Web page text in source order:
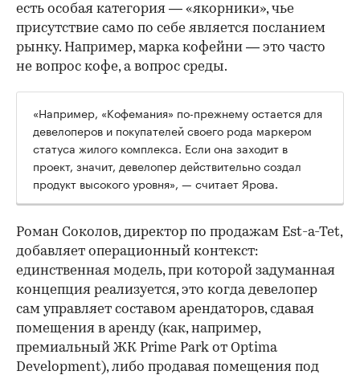
есть особая категория — «якорники», чье
присутствие само по себе является посланием
рынку. Например, марка кофейни — это часто
не вопрос кофе, а вопрос среды.
«Например, «Кофемания» по-прежнему остается для
девелоперов и покупателей своего рода маркером
статуса жилого комплекса. Если она заходит в
проект, значит, девелопер действительно создал
продукт высокого уровня», — считает Ярова.
Роман Соколов, директор по продажам Est-a-Tet,
добавляет операционный контекст:
единственная модель, при которой задуманная
концепция реализуется, это когда девелопер
сам управляет составом арендаторов, сдавая
помещения в аренду (как, например,
премиальный ЖК Prime Park от Optima
Development), либо продавая помещения под